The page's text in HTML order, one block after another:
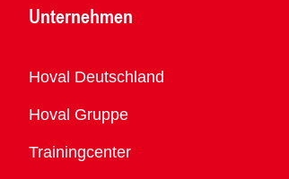
Unternehmen
Übersicht
Hoval Deutschland
Hoval Gruppe
Trainingcenter